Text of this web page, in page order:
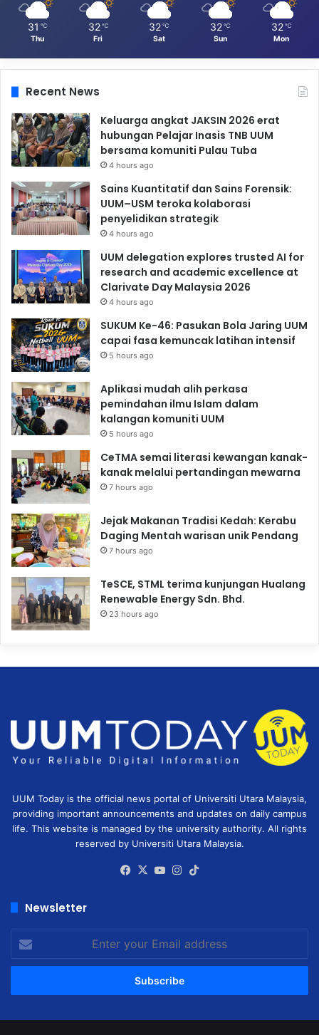
31 ℃
Thu
32 ℃
Fri
32 ℃
Sat
32 ℃
Sun
32 ℃
Mon
Recent News
Keluarga angkat JAKSIN 2026 erat
hubungan Pelajar Inasis TNB UUM
bersama komuniti Pulau Tuba
4 hours ago
Sains Kuantitatif dan Sains Forensik:
UUM–USM teroka kolaborasi
penyelidikan strategik
4 hours ago
UUM delegation explores trusted AI for
research and academic excellence at
Clarivate Day Malaysia 2026
4 hours ago
SUKUM Ke-46: Pasukan Bola Jaring UUM
capai fasa kemuncak latihan intensif
5 hours ago
Aplikasi mudah alih perkasa
pemindahan ilmu Islam dalam
kalangan komuniti UUM
5 hours ago
CeTMA semai literasi kewangan kanak-
kanak melalui pertandingan mewarna
7 hours ago
Jejak Makanan Tradisi Kedah: Kerabu
Daging Mentah warisan unik Pendang
7 hours ago
TeSCE, STML terima kunjungan Hualang
Renewable Energy Sdn. Bhd.
23 hours ago
UUM Today is the official news portal of Universiti Utara Malaysia,
providing important announcements and updates on daily campus
life. This website is managed by the university authority. All rights
reserved by Universiti Utara Malaysia.
Facebook
X YouTubeInstagram
Newsletter
your
Email